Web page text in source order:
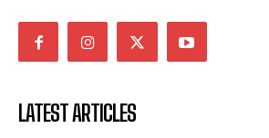
LATEST ARTICLES